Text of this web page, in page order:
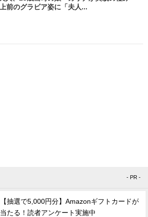
前のグラビア姿に「夫人...
- PR -
【抽選で5,000円分】Amazonギフトカードが
当たる！読者アンケート実施中